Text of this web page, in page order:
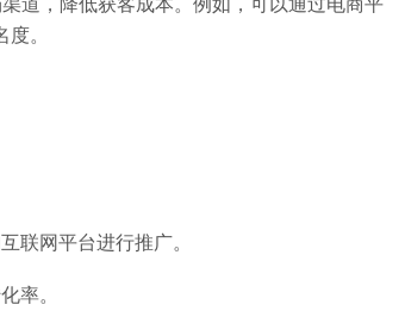
道，降低获客成本。例如，可以通过电商平
度。
联网平台进行推广。
率。